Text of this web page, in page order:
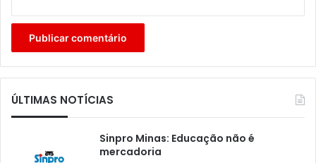
ÚLTIMAS NOTÍCIAS
Sinpro Minas: Educação não é
mercadoria